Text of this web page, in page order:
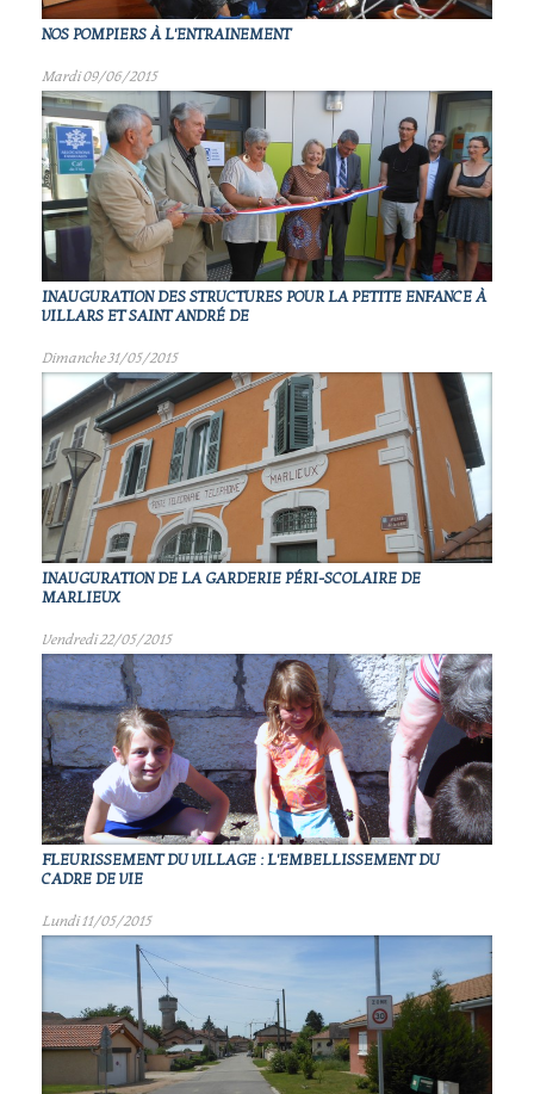
NOS POMPIERS À L'ENTRAINEMENT
Mardi 09/06/2015
INAUGURATION DES STRUCTURES POUR LA PETITE ENFANCE À
VILLARS ET SAINT ANDRÉ DE
Dimanche 31/05/2015
INAUGURATION DE LA GARDERIE PÉRI-SCOLAIRE DE
MARLIEUX
Vendredi 22/05/2015
FLEURISSEMENT DU VILLAGE : L'EMBELLISSEMENT DU
CADRE DE VIE
Lundi 11/05/2015